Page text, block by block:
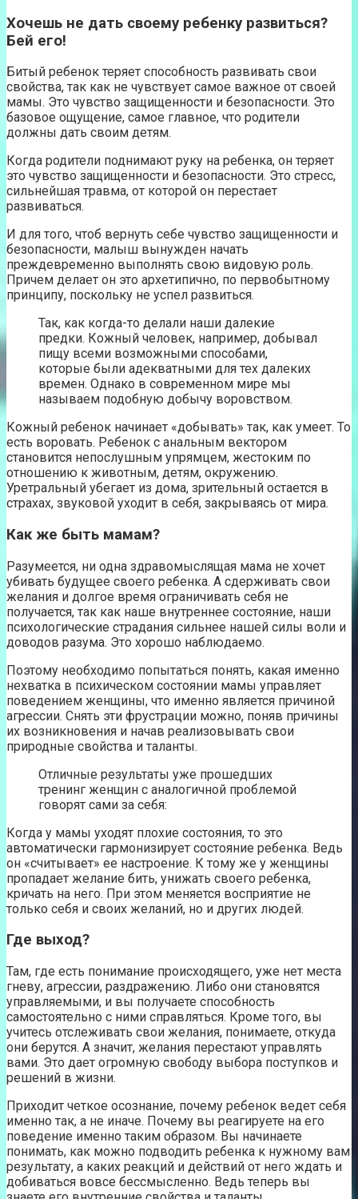
Хочешь не дать своему ребенку развиться?
Бей его!
Битый ребенок теряет способность развивать свои
свойства, так как не чувствует самое важное от своей
мамы. Это чувство защищенности и безопасности. Это
базовое ощущение, самое главное, что родители
должны дать своим детям.
Когда родители поднимают руку на ребенка, он теряет
это чувство защищенности и безопасности. Это стресс,
сильнейшая травма, от которой он перестает
развиваться.
И для того, чтоб вернуть себе чувство защищенности и
безопасности, малыш вынужден начать
преждевременно выполнять свою видовую роль.
Причем делает он это архетипично, по первобытному
принципу, поскольку не успел развиться.
Так, как когда-то делали наши далекие
предки. Кожный человек, например, добывал
пищу всеми возможными способами,
которые были адекватными для тех далеких
времен. Однако в современном мире мы
называем подобную добычу воровством.
Кожный ребенок начинает «добывать» так, как умеет. То
есть воровать. Ребенок с анальным вектором
становится непослушным упрямцем, жестоким по
отношению к животным, детям, окружению.
Уретральный убегает из дома, зрительный остается в
страхах, звуковой уходит в себя, закрываясь от мира.
Как же быть мамам?
Разумеется, ни одна здравомыслящая мама не хочет
убивать будущее своего ребенка. А сдерживать свои
желания и долгое время ограничивать себя не
получается, так как наше внутреннее состояние, наши
психологические страдания сильнее нашей силы воли и
доводов разума. Это хорошо наблюдаемо.
Поэтому необходимо попытаться понять, какая именно
нехватка в психическом состоянии мамы управляет
поведением женщины, что именно является причиной
агрессии. Снять эти фрустрации можно, поняв причины
их возникновения и начав реализовывать свои
природные свойства и таланты.
Отличные результаты уже прошедших
тренинг женщин с аналогичной проблемой
говорят сами за себя:
Когда у мамы уходят плохие состояния, то это
автоматически гармонизирует состояние ребенка. Ведь
он «считывает» ее настроение. К тому же у женщины
пропадает желание бить, унижать своего ребенка,
кричать на него. При этом меняется восприятие не
только себя и своих желаний, но и других людей.
Где выход?
Там, где есть понимание происходящего, уже нет места
гневу, агрессии, раздражению. Либо они становятся
управляемыми, и вы получаете способность
самостоятельно с ними справляться. Кроме того, вы
учитесь отслеживать свои желания, понимаете, откуда
они берутся. А значит, желания перестают управлять
вами. Это дает огромную свободу выбора поступков и
решений в жизни.
Приходит четкое осознание, почему ребенок ведет себя
именно так, а не иначе. Почему вы реагируете на его
поведение именно таким образом. Вы начинаете
понимать, как можно подводить ребенка к нужному вам
результату, а каких реакций и действий от него ждать и
добиваться вовсе бессмысленно. Ведь теперь вы